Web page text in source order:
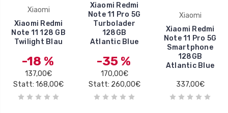
Xiaomi
Xiaomi Redmi
Note 11 128 GB
Twilight Blau
-18 %
137,00€
Statt: 168,00€
Xiaomi Redmi
Note 11 Pro 5G
Turbolader
128GB
Atlantic Blue
-35 %
170,00€
Statt: 260,00€
Xiaomi
Xiaomi Redmi
Note 11 Pro 5G
Smartphone
128GB
Atlantic Blue
337,00€